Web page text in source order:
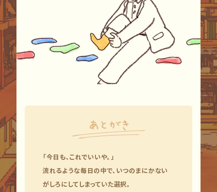
「今日も、これでいいや。」
流れるような毎日の中で、いつのまにかない
がしろにしてしまっていた選択。